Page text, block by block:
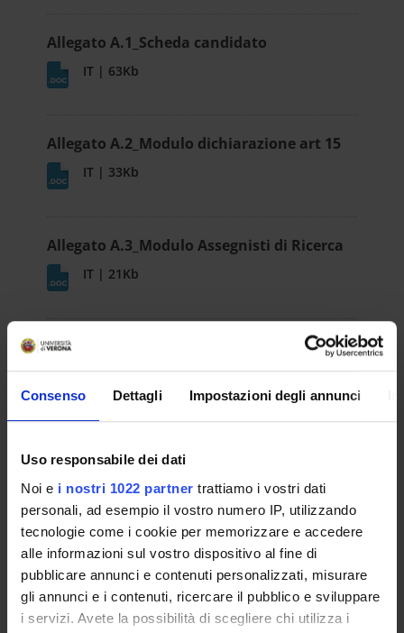
Consenso Dettagli Impostazioni degli annunci
Uso responsabile dei dati
Noi e i nostri 1022 partner trattiamo i vostri dati
personali, ad esempio il vostro numero IP, utilizzando
tecnologie come i cookie per memorizzare e accedere
alle informazioni sul vostro dispositivo al fine di
pubblicare annunci e contenuti personalizzati, misurare
gli annunci e i contenuti, ricercare il pubblico e sviluppare
i servizi. Avete la possibilità di scegliere chi utilizza i
Allegato A.1_Scheda candidato
IT | 63Kb
Allegato A.2_Modulo dichiarazione art 15
IT | 33Kb
Allegato A.3_Modulo Assegnisti di Ricerca
IT | 21Kb
Allegato A.4_Modulo dottorandi
IT | 39Kb
assenza incompatibilità
IT | 28Kb
ESITO/GRADUATORIE
Approvazione atti
IT | 265Kb